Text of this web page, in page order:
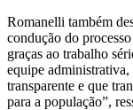
Romanelli também
condução do
graças ao trabalho
equipe administrativa,
transparente e que
para a população”,